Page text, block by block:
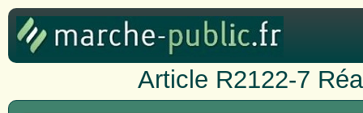
Article R2122-7